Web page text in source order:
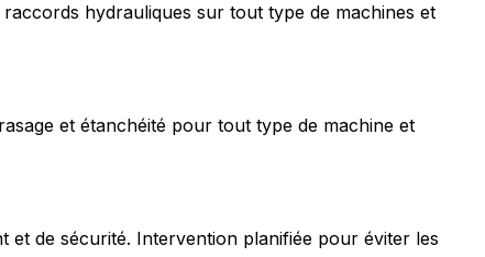
hydrauliques sur tout type de machines et
et étanchéité pour tout type de machine et
et de sécurité. Intervention planifiée pour éviter les